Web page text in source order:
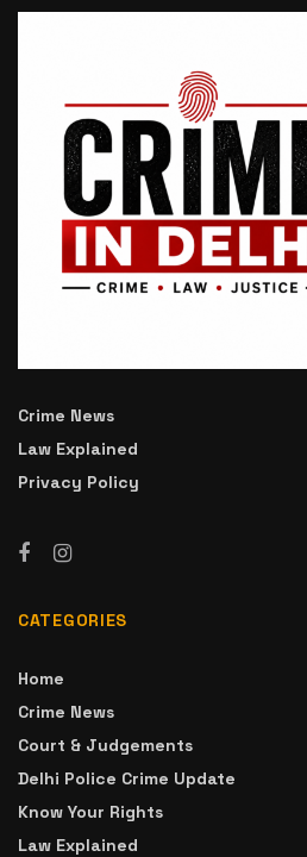
Crime News
Law Explained
Privacy Policy
CATEGORIES
Home
Crime News
Court & Judgements
Delhi Police Crime Update
Know Your Rights
Law Explained